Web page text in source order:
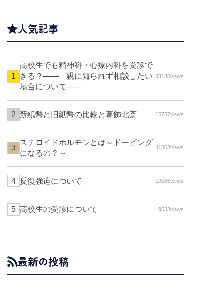
人気記事
高校生でも精神科・心療内科を受診で
きる？—— 親に知られず相談したい
場合について――
33135views
新紙幣と旧紙幣の比較と葛飾北斎 15757views
ステロイドホルモンとは～ドーピング
になるの？～
11363views
反復強迫について 10066views
高校生の受診について 9533views
最新の投稿